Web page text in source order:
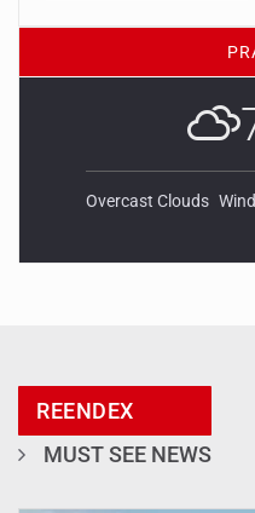
Overcast Clouds
REENDEX
MUST SEE NEWS